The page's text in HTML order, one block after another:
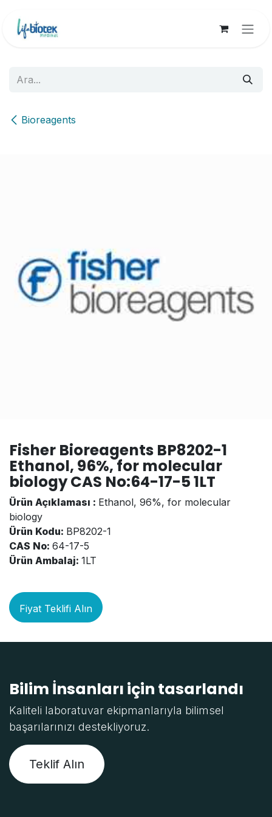
Bioreagents
Fisher Bioreagents BP8202-1
Ethanol, 96%, for molecular
biology CAS No:64-17-5 1LT
Ürün Açıklaması : Ethanol, 96%, for molecular
biology
Ürün Kodu: BP8202-1
CAS No: 64-17-5
Ürün Ambalaj: 1LT
Fiyat Teklifi Alın
Bilim İnsanları için tasarlandı
Kaliteli laboratuvar ekipmanlarıyla bilimsel
başarılarınızı destekliyoruz.
Teklif Alın